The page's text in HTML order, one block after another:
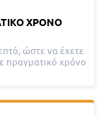
ΧΡΌΝΟ
ώστε να έχετε
πραγματικό χρόνο